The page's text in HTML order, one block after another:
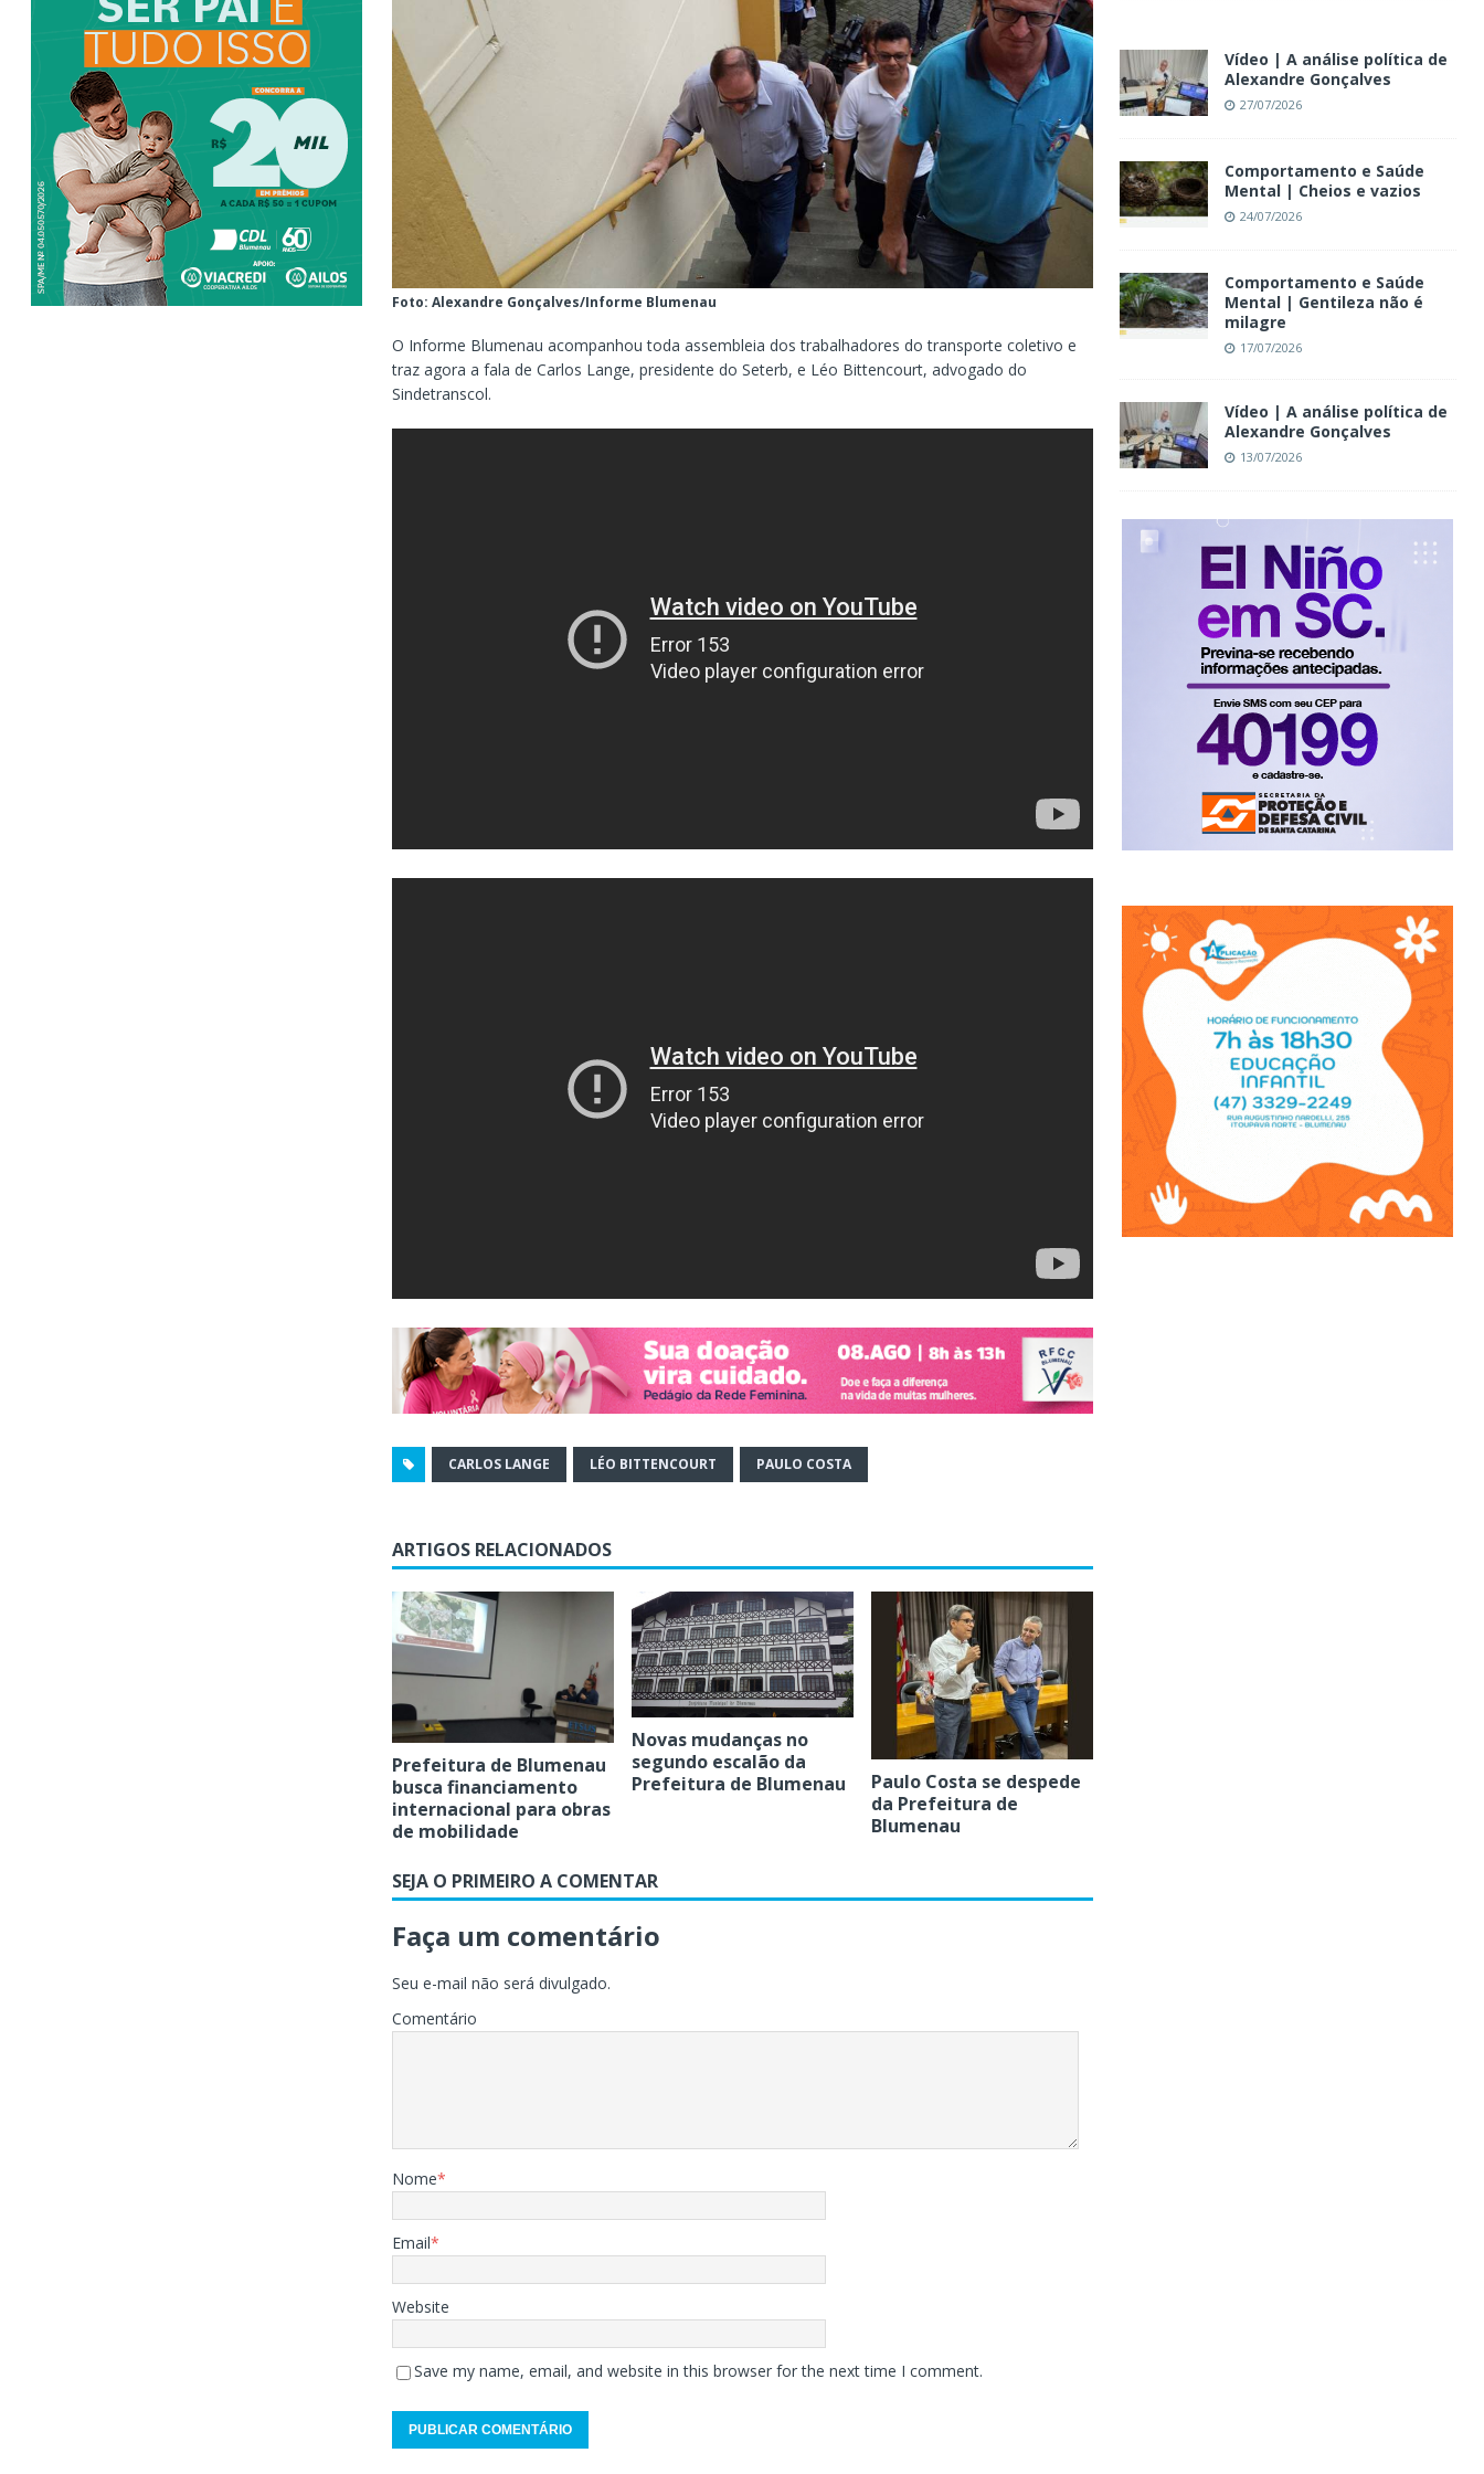
Foto: Alexandre Gonçalves/Informe Blumenau
O Informe Blumenau acompanhou toda assembleia dos trabalhadores do transporte coletivo e
traz agora a fala de Carlos Lange, presidente do Seterb, e Léo Bittencourt, advogado do
Sindetranscol.
CARLOS LANGE LÉO BITTENCOURT PAULO COSTA
ARTIGOS RELACIONADOS
Prefeitura de Blumenau
busca financiamento
internacional para obras
de mobilidade
Novas mudanças no
segundo escalão da
Prefeitura de Blumenau
Paulo Costa se despede
da Prefeitura de
Blumenau
SEJA O PRIMEIRO A COMENTAR
Faça um comentário
Seu e-mail não será divulgado.
Comentário
Nome*
Email*
Website
Save my name, email, and website in this browser for the next time I comment.
Vídeo | A análise política de
Alexandre Gonçalves
27/07/2026
Comportamento e Saúde
Mental | Cheios e vazios
24/07/2026
Comportamento e Saúde
Mental | Gentileza não é
milagre
17/07/2026
Vídeo | A análise política de
Alexandre Gonçalves
13/07/2026